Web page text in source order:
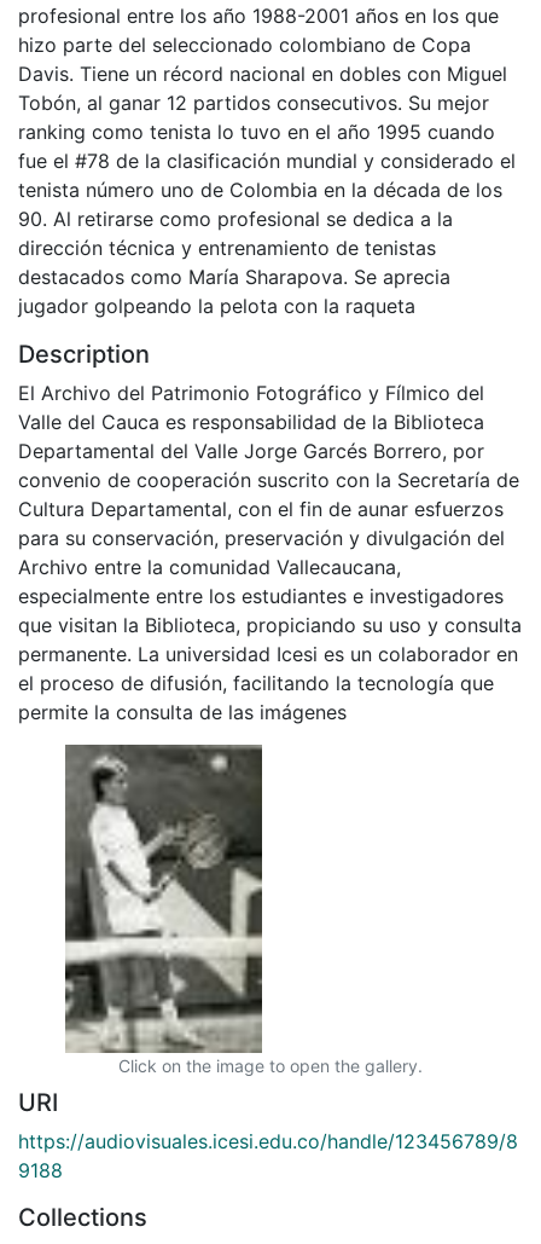
profesional entre los año 1988-2001 años en los que
hizo parte del seleccionado colombiano de Copa
Davis. Tiene un récord nacional en dobles con Miguel
Tobón, al ganar 12 partidos consecutivos. Su mejor
ranking como tenista lo tuvo en el año 1995 cuando
fue el #78 de la clasificación mundial y considerado el
tenista número uno de Colombia en la década de los
90. Al retirarse como profesional se dedica a la
dirección técnica y entrenamiento de tenistas
destacados como María Sharapova. Se aprecia
jugador golpeando la pelota con la raqueta
Description
El Archivo del Patrimonio Fotográfico y Fílmico del
Valle del Cauca es responsabilidad de la Biblioteca
Departamental del Valle Jorge Garcés Borrero, por
convenio de cooperación suscrito con la Secretaría de
Cultura Departamental, con el fin de aunar esfuerzos
para su conservación, preservación y divulgación del
Archivo entre la comunidad Vallecaucana,
especialmente entre los estudiantes e investigadores
que visitan la Biblioteca, propiciando su uso y consulta
permanente. La universidad Icesi es un colaborador en
el proceso de difusión, facilitando la tecnología que
permite la consulta de las imágenes
Click on the image to open the gallery.
URI
https://audiovisuales.icesi.edu.co/handle/123456789/8
9188
Collections